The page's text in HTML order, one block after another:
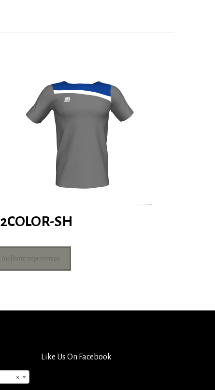
2COLOR-SH
Διαβάστε περισσότερα
×
Like Us On Facebook